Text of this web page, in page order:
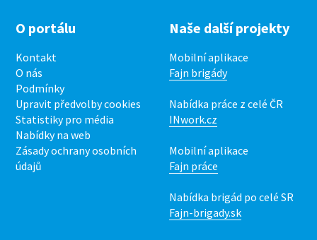
O portálu
Kontakt
O nás
Podmínky
Upravit předvolby cookies
Statistiky pro média
Nabídky na web
Zásady ochrany osobních
údajů
Naše další projekty
Mobilní aplikace
Fajn brigády
Nabídka práce z celé ČR
INwork.cz
Mobilní aplikace
Fajn práce
Nabídka brigád po celé SR
Fajn-brigady.sk